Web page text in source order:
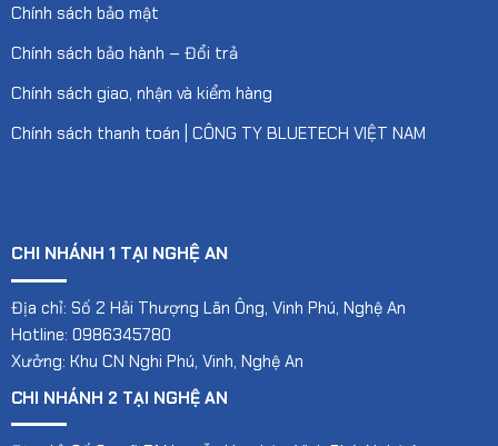
Chính sách bảo mật
Chính sách bảo hành – Đổi trả
Chính sách giao, nhận và kiểm hàng
Chính sách thanh toán | CÔNG TY BLUETECH VIỆT NAM
CHI NHÁNH 1 TẠI NGHỆ AN
Địa chỉ: Số 2 Hải Thượng Lãn Ông, Vinh Phú, Nghệ An
Hotline: 0986345780
Xưởng: Khu CN Nghi Phú, Vinh, Nghệ An
CHI NHÁNH 2 TẠI NGHỆ AN